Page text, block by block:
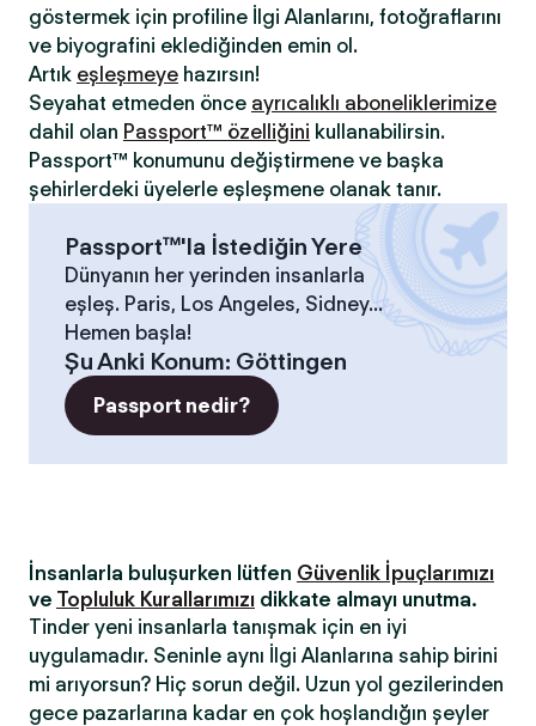
göstermek için profiline İlgi Alanlarını, fotoğraflarını
ve biyografini eklediğinden emin ol.
Artık eşleşmeye hazırsın!
Seyahat etmeden önce ayrıcalıklı aboneliklerimize
dahil olan Passport™ özelliğini kullanabilirsin.
Passport™ konumunu değiştirmene ve başka
şehirlerdeki üyelerle eşleşmene olanak tanır.
Passport™'la İstediğin Yere
Dünyanın her yerinden insanlarla
eşleş. Paris, Los Angeles, Sidney...
Hemen başla!
Şu Anki Konum: Göttingen
Passport nedir?
İnsanlarla buluşurken lütfen Güvenlik İpuçlarımızı
ve Topluluk Kurallarımızı dikkate almayı unutma.
Tinder yeni insanlarla tanışmak için en iyi
uygulamadır. Seninle aynı İlgi Alanlarına sahip birini
mi arıyorsun? Hiç sorun değil. Uzun yol gezilerinden
gece pazarlarına kadar en çok hoşlandığın şeyler